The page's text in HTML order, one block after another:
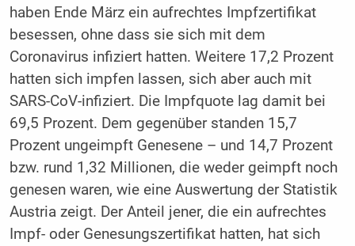
haben Ende März ein aufrechtes Impfzertifikat
besessen, ohne dass sie sich mit dem
Coronavirus infiziert hatten. Weitere 17,2 Prozent
hatten sich impfen lassen, sich aber auch mit
SARS-CoV-infiziert. Die Impfquote lag damit bei
69,5 Prozent. Dem gegenüber standen 15,7
Prozent ungeimpft Genesene – und 14,7 Prozent
bzw. rund 1,32 Millionen, die weder geimpft noch
genesen waren, wie eine Auswertung der Statistik
Austria zeigt. Der Anteil jener, die ein aufrechtes
Impf- oder Genesungszertifikat hatten, hat sich